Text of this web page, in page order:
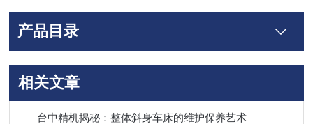
产品目录
相关文章
台中精机揭秘：整体斜身车床的维护保养艺术